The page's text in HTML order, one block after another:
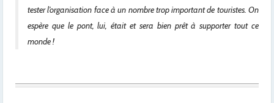
tester l’organisation face à un nombre trop important de touristes. On
espère que le pont, lui, était et sera bien prêt à supporter tout ce
monde !